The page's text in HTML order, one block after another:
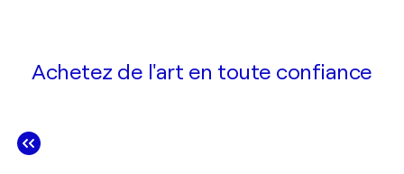
Achetez de l'art en toute confiance